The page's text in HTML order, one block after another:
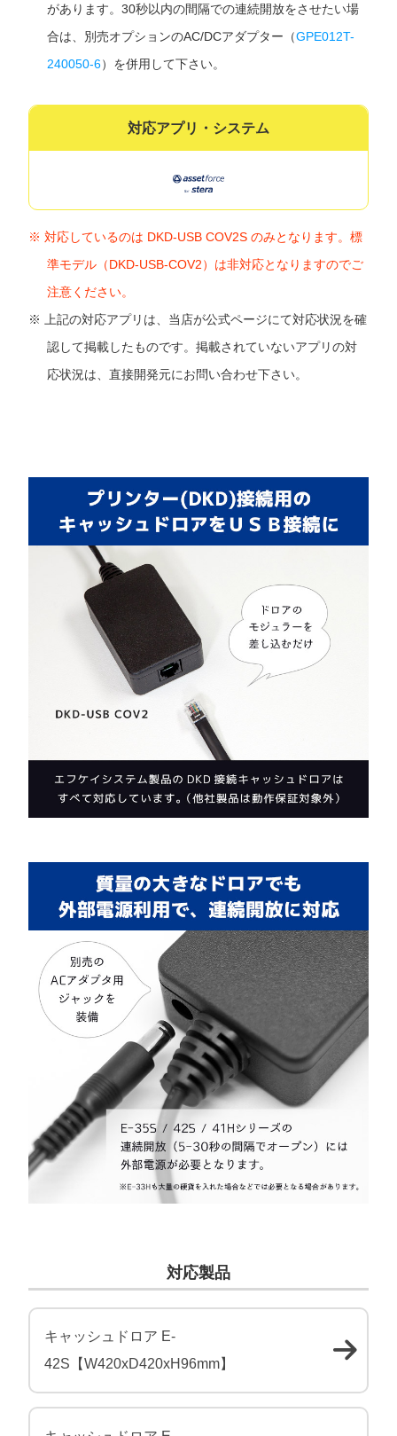
があります。30秒以内の間隔での連続開放をさせたい場
合は、別売オプションのAC/DCアダプター（GPE012T-
240050-6）を併用して下さい。
対応アプリ・システムの一覧
assetforce for stera対応製品一
対応しているのは DKD-USB COV2S のみとなります。標
準モデル（DKD-USB-COV2）は非対応となりますのでご
注意ください。
上記の対応アプリは、当店が公式ページにて対応状況を確
認して掲載したものです。掲載されていないアプリの対
応状況は、直接開発元にお問い合わせ下さい。
対応製品
キャッシュドロア E-
42S【W420xD420xH96mm】